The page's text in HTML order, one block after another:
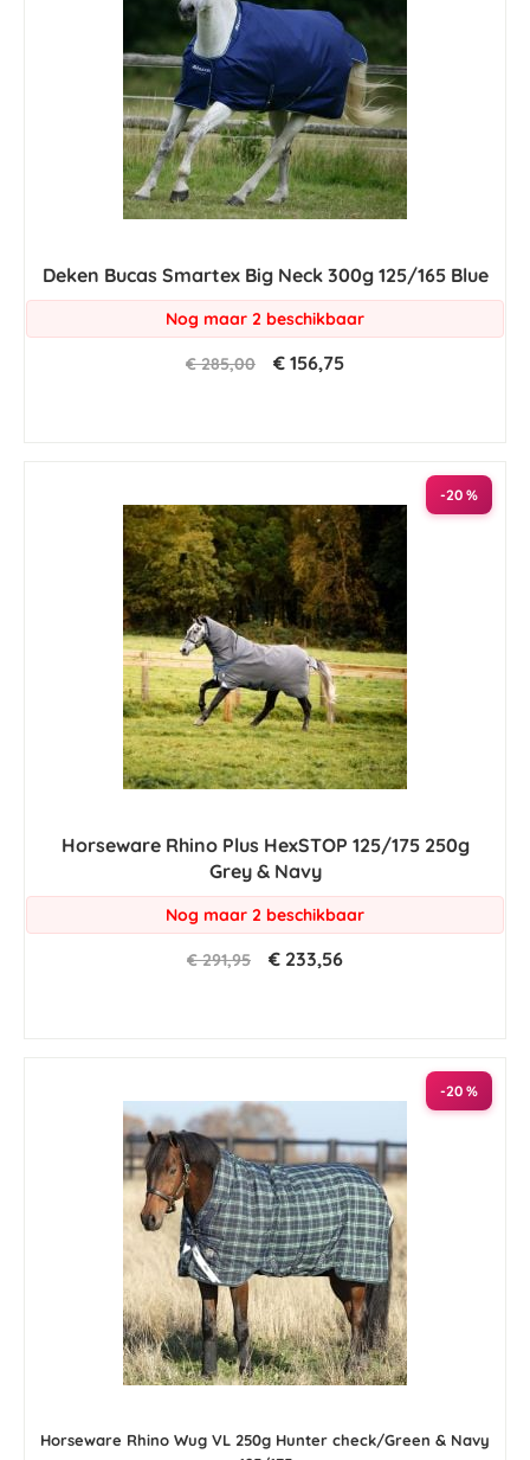
Deken Bucas Smartex Big Neck 300g 125/165 Blue
Nog maar 2 beschikbaar
€ 285,00 € 156,75
-20 %
Horseware Rhino Plus HexSTOP 125/175 250g
Grey & Navy
Nog maar 2 beschikbaar
€ 291,95 € 233,56
-20 %
Horseware Rhino Wug VL 250g Hunter check/Green & Navy